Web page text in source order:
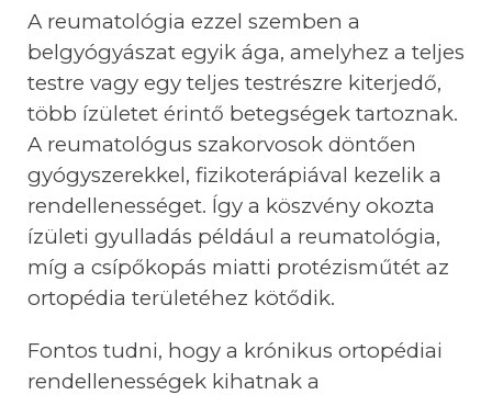
A reumatológia ezzel szemben a
belgyógyászat egyik ága, amelyhez a teljes
testre vagy egy teljes testrészre kiterjedő,
több ízületet érintő betegségek tartoznak.
A reumatológus szakorvosok döntően
gyógyszerekkel, fizikoterápiával kezelik a
rendellenességet. Így a köszvény okozta
ízületi gyulladás például a reumatológia,
míg a csípőkopás miatti protézisműtét az
ortopédia területéhez kötődik.
Fontos tudni, hogy a krónikus ortopédiai
rendellenességek kihatnak a